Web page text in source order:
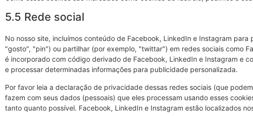
5.5 Rede social
No nosso site, incluímos conteúdo de Facebook, LinkedIn e Instagram
"gosto", "pin") ou partilhar (por exemplo, "twittar") em redes sociais como
é incorporado com código derivado de Facebook, LinkedIn e Instagram e
e processar determinadas informações para publicidade personalizada.
Por favor leia a declaração de privacidade dessas redes sociais (que
fazem com seus dados (pessoais) que eles processam usando esses
tanto quanto possível. Facebook, LinkedIn e Instagram estão localizados